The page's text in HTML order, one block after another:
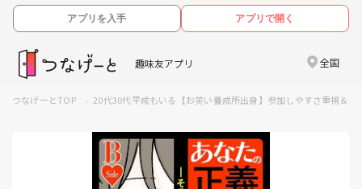
アプリを入手 アプリで開く
趣味友アプリ 全国
つなげーとTOP 20代30代平成もいる【お笑い養成所出身】参加しやすさ重視&